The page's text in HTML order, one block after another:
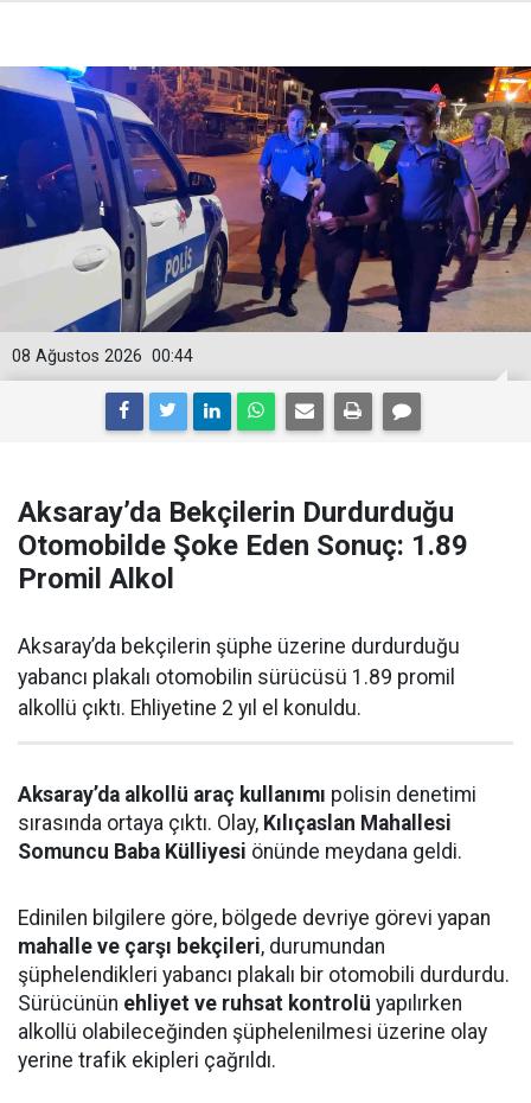
00:44
08 Ağustos 2026
Aksaray’da Bekçilerin Durdurduğu
Otomobilde Şoke Eden Sonuç: 1.89
Promil Alkol
Aksaray’da bekçilerin şüphe üzerine durdurduğu
yabancı plakalı otomobilin sürücüsü 1.89 promil
alkollü çıktı. Ehliyetine 2 yıl el konuldu.
Aksaray’da alkollü araç kullanımı polisin denetimi
sırasında ortaya çıktı. Olay, Kılıçaslan Mahallesi
Somuncu Baba Külliyesi önünde meydana geldi.
Edinilen bilgilere göre, bölgede devriye görevi yapan
mahalle ve çarşı bekçileri, durumundan
şüphelendikleri yabancı plakalı bir otomobili durdurdu.
Sürücünün ehliyet ve ruhsat kontrolü yapılırken
alkollü olabileceğinden şüphelenilmesi üzerine olay
yerine trafik ekipleri çağrıldı.